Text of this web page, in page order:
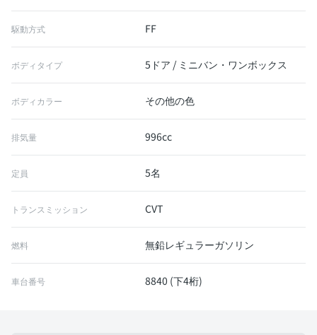
駆動方式 FF
ボディタイプ 5ドア / ミニバン・ワンボックス
ボディカラー その他の色
排気量 996cc
定員 5名
トランスミッション CVT
燃料 無鉛レギュラーガソリン
車台番号 8840 (下4桁)